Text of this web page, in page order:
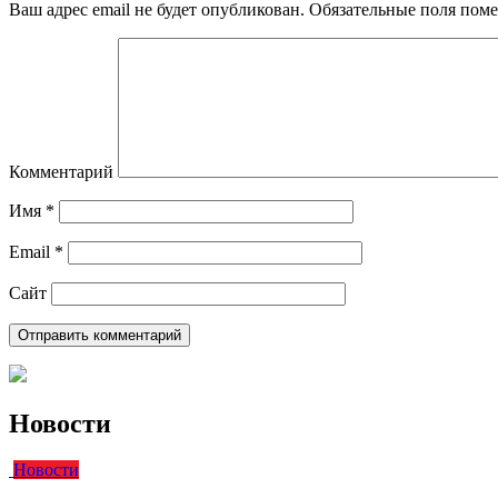
Ваш адрес email не будет опубликован. Обязательные поля
Комментарий
Имя *
Email *
Сайт
Новости
Новости